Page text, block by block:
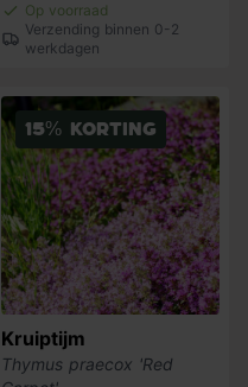
Op voorraad
Verzending binnen 0-2
werkdagen
15% korting
Kruiptijm
Thymus praecox 'Red